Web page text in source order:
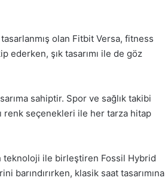
olan Fitbit Versa, fitness
ederken, şık tasarımı ile de göz
sahiptir. Spor ve sağlık takibi
renk seçenekleri ile her tarza hitap
ile birleştiren Fossil Hybrid
barındırırken, klasik saat tasarımına